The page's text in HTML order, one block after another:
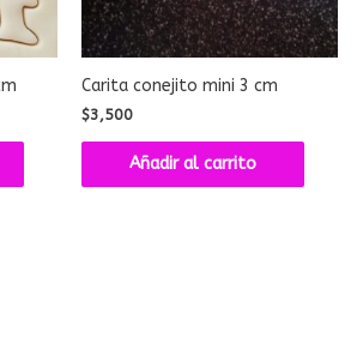
Carita conejito mini 3 cm
$3,500
Añadir al carrito